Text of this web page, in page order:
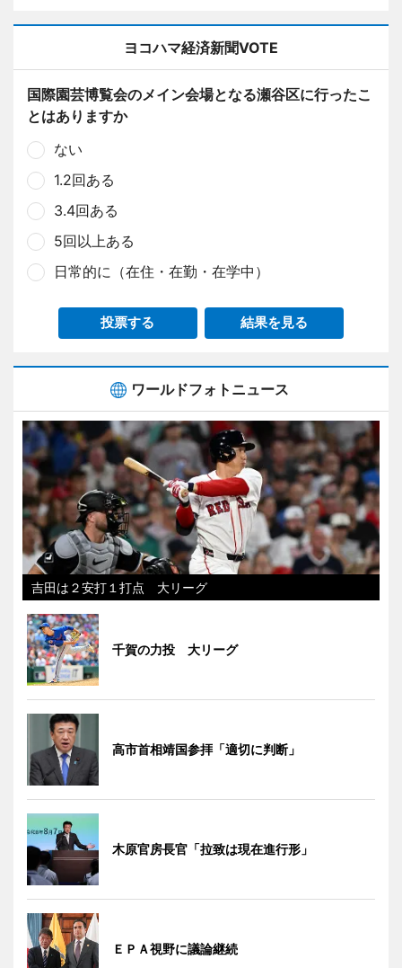
ヨコハマ経済新聞VOTE
国際園芸博覧会のメイン会場となる瀬谷区に行ったこ
とはありますか
ない
1.2回ある
3.4回ある
5回以上ある
日常的に（在住・在勤・在学中）
投票する 結果を見る
ワールドフォトニュース
吉田は２安打１打点 大リーグ
千賀の力投 大リーグ
高市首相靖国参拝「適切に判断」
木原官房長官「拉致は現在進行形」
ＥＰＡ視野に議論継続